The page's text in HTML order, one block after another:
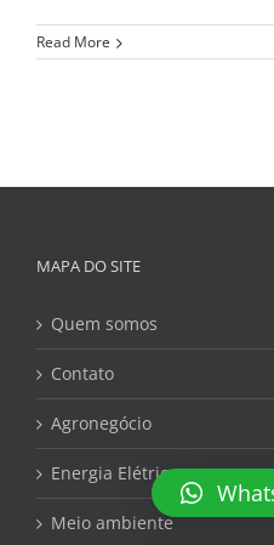
Read More
MAPA DO SITE
Quem somos
Contato
Agronegócio
Energia Elétrica
Meio ambiente